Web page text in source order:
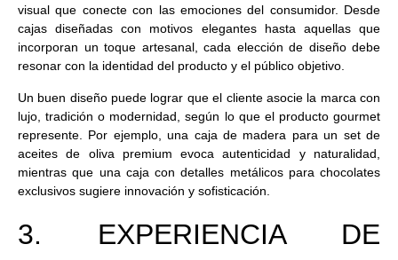
visual que conecte con las emociones del consumidor. Desde
cajas diseñadas con motivos elegantes hasta aquellas que
incorporan un toque artesanal, cada elección de diseño debe
resonar con la identidad del producto y el público objetivo.
Un buen diseño puede lograr que el cliente asocie la marca con
lujo, tradición o modernidad, según lo que el producto gourmet
represente. Por ejemplo, una caja de madera para un set de
aceites de oliva premium evoca autenticidad y naturalidad,
mientras que una caja con detalles metálicos para chocolates
exclusivos sugiere innovación y sofisticación.
3. EXPERIENCIA DE